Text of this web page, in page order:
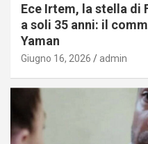
Ece Irtem, la stella di
a soli 35 anni: il
Yaman
Giugno 16, 2026 admin